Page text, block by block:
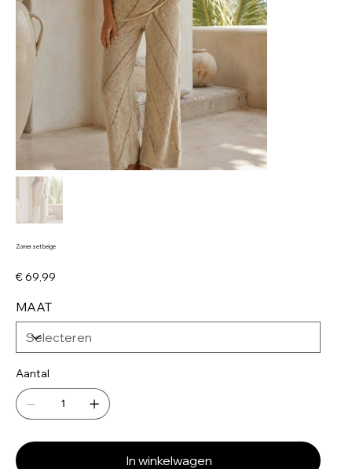
Zomer set beige
Prijs
€ 69,99
MAAT
Aantal
In winkelwagen